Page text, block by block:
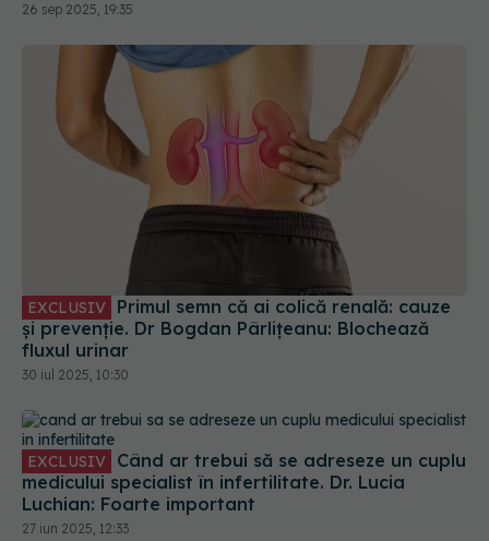
26 sep 2025, 19:35
EXCLUSIV
și prevenție. Dr Bogdan Pârlițeanu: Blochează
fluxul urinar
30 iul 2025, 10:30
EXCLUSIV
medicului specialist în infertilitate. Dr. Lucia
Luchian: Foarte important
27 iun 2025, 12:33